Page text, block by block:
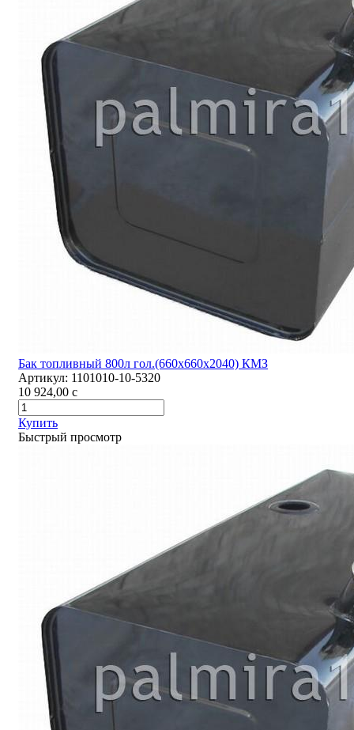
Бак топливный 800л гол.(660х660х2040) КМЗ
Артикул: 1101010-10-5320
10 924,00 c
Купить
Быстрый просмотр